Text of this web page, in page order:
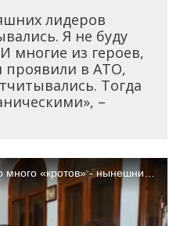
лидеров
Я не буду
многие из героев,
проявили в АТО,
Тогда
–